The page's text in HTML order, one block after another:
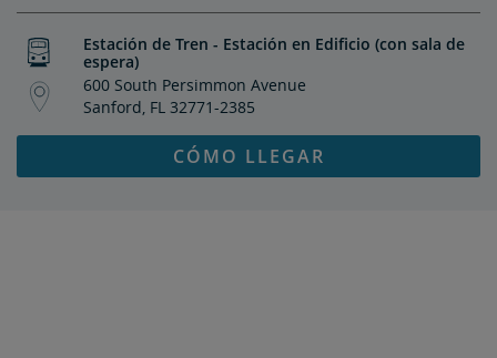
Estación de Tren - Estación en Edificio (con sala de
espera)
600 South Persimmon Avenue
Sanford, FL 32771-2385
CÓMO LLEGAR